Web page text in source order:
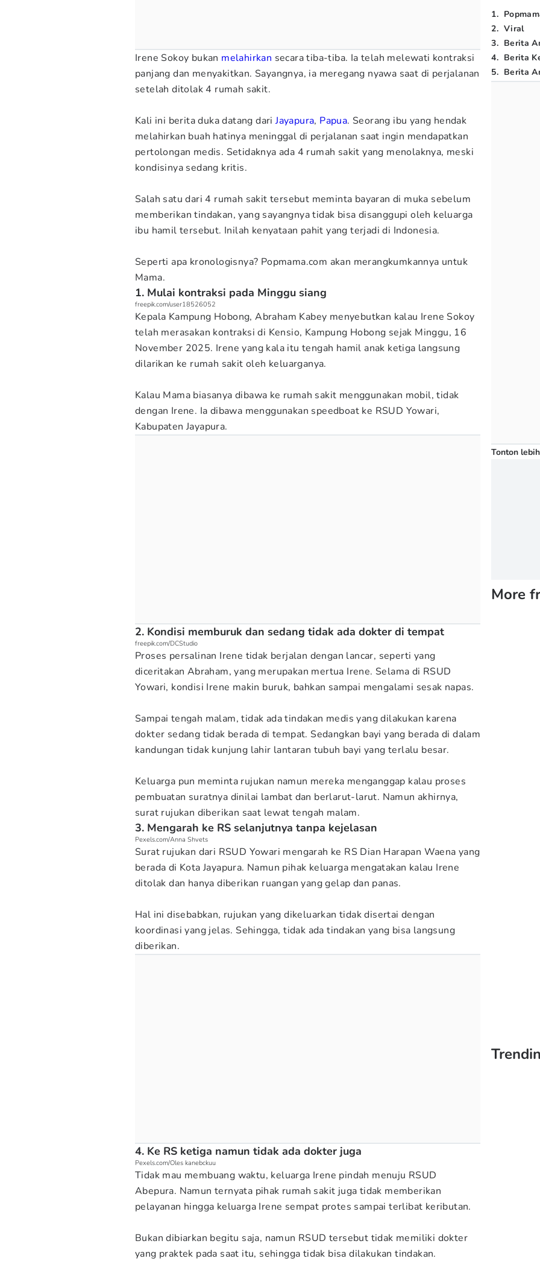
Irene Sokoy bukan melahirkan secara tiba-tiba. Ia telah melewati kontraksi
panjang dan menyakitkan. Sayangnya, ia meregang nyawa saat di perjalanan
setelah ditolak 4 rumah sakit.
Kali ini berita duka datang dariJayapura, Papua. Seorang ibu yang hendak
melahirkan buah hatinya meninggal di perjalanan saat ingin mendapatkan
pertolongan medis. Setidaknya ada 4 rumah sakit yang menolaknya, meski
kondisinya sedang kritis.
Salah satu dari 4 rumah sakit tersebut meminta bayaran di muka sebelum
memberikan tindakan, yang sayangnya tidak bisa disanggupi oleh keluarga
ibu hamil tersebut. Inilah kenyataan pahit yang terjadi di Indonesia.
Seperti apa kronologisnya? Popmama.com akan merangkumkannya untuk
Mama.
1. Mulai kontraksi pada Minggu siang
freepik.com/user18526052
Kepala Kampung Hobong, Abraham Kabey menyebutkan kalau Irene Sokoy
telah merasakan kontraksi di Kensio, Kampung Hobong sejak Minggu, 16
November 2025. Irene yang kala itu tengah hamil anak ketiga langsung
dilarikan ke rumah sakit oleh keluarganya.
Kalau Mama biasanya dibawa ke rumah sakit menggunakan mobil, tidak
dengan Irene. Ia dibawa menggunakan speedboat ke RSUD Yowari,
Kabupaten Jayapura.
2. Kondisi memburuk dan sedang tidak ada dokter di tempat
freepik.com/DCStudio
Proses persalinan Irene tidak berjalan dengan lancar, seperti yang
diceritakan Abraham, yang merupakan mertua Irene. Selama di RSUD
Yowari, kondisi Irene makin buruk, bahkan sampai mengalami sesak napas.
Sampai tengah malam, tidak ada tindakan medis yang dilakukan karena
dokter sedang tidak berada di tempat. Sedangkan bayi yang berada di dalam
kandungan tidak kunjung lahir lantaran tubuh bayi yang terlalu besar.
Keluarga pun meminta rujukan namun mereka menganggap kalau proses
pembuatan suratnya dinilai lambat dan berlarut-larut. Namun akhirnya,
surat rujukan diberikan saat lewat tengah malam.
3. Mengarah ke RS selanjutnya tanpa kejelasan
Pexels.com/Anna Shvets
Surat rujukan dari RSUD Yowari mengarah ke RS Dian Harapan Waena yang
berada di Kota Jayapura. Namun pihak keluarga mengatakan kalau Irene
ditolak dan hanya diberikan ruangan yang gelap dan panas.
Hal ini disebabkan, rujukan yang dikeluarkan tidak disertai dengan
koordinasi yang jelas. Sehingga, tidak ada tindakan yang bisa langsung
diberikan.
4. Ke RS ketiga namun tidak ada dokter juga
Pexels.com/Oles kanebckuu
Tidak mau membuang waktu, keluarga Irene pindah menuju RSUD
Abepura. Namun ternyata pihak rumah sakit juga tidak memberikan
pelayanan hingga keluarga Irene sempat protes sampai terlibat keributan.
Bukan dibiarkan begitu saja, namun RSUD tersebut tidak memiliki dokter
yang praktek pada saat itu, sehingga tidak bisa dilakukan tindakan.
1.
2. Viral
3. Berita
4. Berita
5. Berita
Tonton
More